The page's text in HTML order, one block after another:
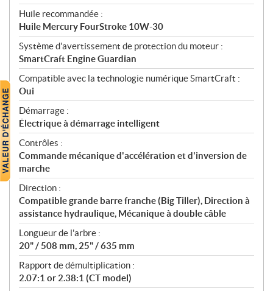
Huile recommandée :
Huile Mercury FourStroke 10W-30
Système d'avertissement de protection du moteur :
SmartCraft Engine Guardian
Compatible avec la technologie numérique SmartCraft :
Oui
Démarrage :
Électrique à démarrage intelligent
Contrôles :
Commande mécanique d'accélération et d'inversion de
marche
Direction :
Compatible grande barre franche (Big Tiller), Direction à
assistance hydraulique, Mécanique à double câble
Longueur de l'arbre :
20" / 508 mm, 25" / 635 mm
Rapport de démultiplication :
2.07:1 or 2.38:1 (CT model)